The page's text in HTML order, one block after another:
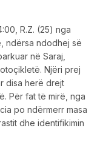
R.Z. (25) nga
ndërsa ndodhej së
në Saraj,
Njëri prej
disa herë drejt
Për fat të mirë, nga
po ndërmerr masa
dhe identifikimin